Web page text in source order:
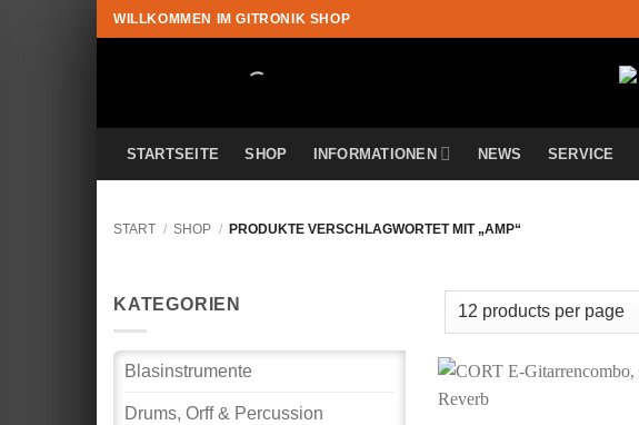
Zum
Inhalt
WILLKOMMEN IM GITRONIK SHOP
STARTSEITE SHOP INFORMATIONEN NEWS SERVICE
START / SHOP / PRODUKTE VERSCHLAGWORTET MIT „AMP“
KATEGORIEN
Blasinstrumente
Drums, Orff & Percussion